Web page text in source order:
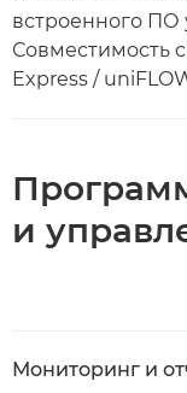
встроенного ПО
Совместимость
Express /
и
Мониторинг и